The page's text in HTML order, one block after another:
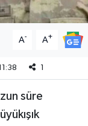
A- A+
1
süre